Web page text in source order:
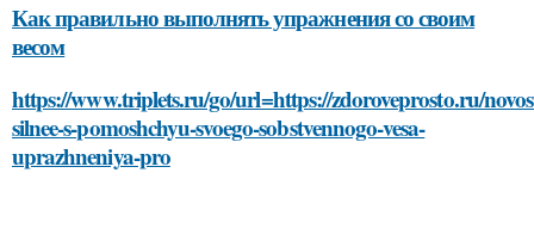
Как правильно выполнять упражнения со своим
весом
https://www.triplets.ru/go/url=https://zdoroveprosto.ru/
silnee-s-pomoshchyu-svoego-sobstvennogo-vesa-
uprazhneniya-pro